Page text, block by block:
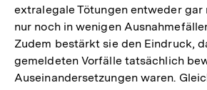
extralegale Tötungen entweder gar
nur noch in wenigen
Zudem bestärkt sie den Eindruck,
gemeldeten Vorfälle tatsächlich
Auseinandersetzungen waren.